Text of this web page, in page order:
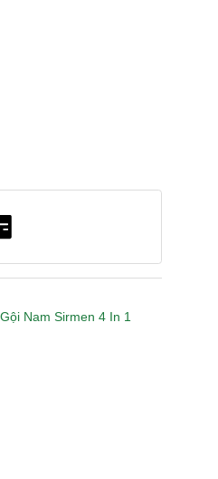
Nam Sirmen 4 In 1